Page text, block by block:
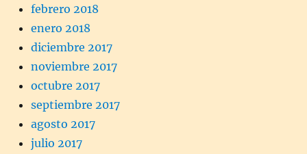
febrero 2018
enero 2018
diciembre 2017
noviembre 2017
octubre 2017
septiembre 2017
agosto 2017
julio 2017